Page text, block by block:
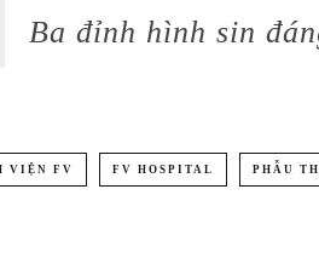
Ba đỉnh hình sin
VIỆN FV FV HOSPITAL PHẪU